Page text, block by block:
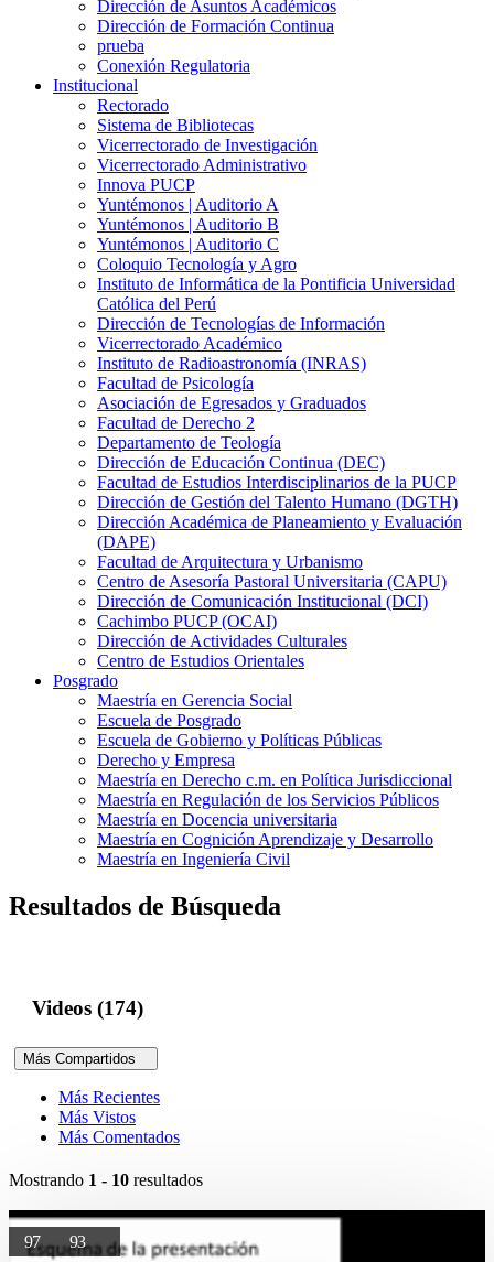
Dirección de Asuntos Académicos
Dirección de Formación Continua
prueba
Conexión Regulatoria
Institucional
Rectorado
Sistema de Bibliotecas
Vicerrectorado de Investigación
Vicerrectorado Administrativo
Innova PUCP
Yuntémonos | Auditorio A
Yuntémonos | Auditorio B
Yuntémonos | Auditorio C
Coloquio Tecnología y Agro
Instituto de Informática de la Pontificia Universidad
Católica del Perú
Dirección de Tecnologías de Información
Vicerrectorado Académico
Instituto de Radioastronomía (INRAS)
Facultad de Psicología
Asociación de Egresados y Graduados
Facultad de Derecho 2
Departamento de Teología
Dirección de Educación Continua (DEC)
Facultad de Estudios Interdisciplinarios de la PUCP
Dirección de Gestión del Talento Humano (DGTH)
Dirección Académica de Planeamiento y Evaluación
(DAPE)
Facultad de Arquitectura y Urbanismo
Centro de Asesoría Pastoral Universitaria (CAPU)
Dirección de Comunicación Institucional (DCI)
Cachimbo PUCP (OCAI)
Dirección de Actividades Culturales
Centro de Estudios Orientales
Posgrado
Maestría en Gerencia Social
Escuela de Posgrado
Escuela de Gobierno y Políticas Públicas
Derecho y Empresa
Maestría en Derecho c.m. en Política Jurisdiccional
Maestría en Regulación de los Servicios Públicos
Maestría en Docencia universitaria
Maestría en Cognición Aprendizaje y Desarrollo
Maestría en Ingeniería Civil
Resultados de Búsqueda
Videos (174)
Más Compartidos
Más Recientes
Más Vistos
Más Comentados
Mostrando 1 - 10 resultados
9793